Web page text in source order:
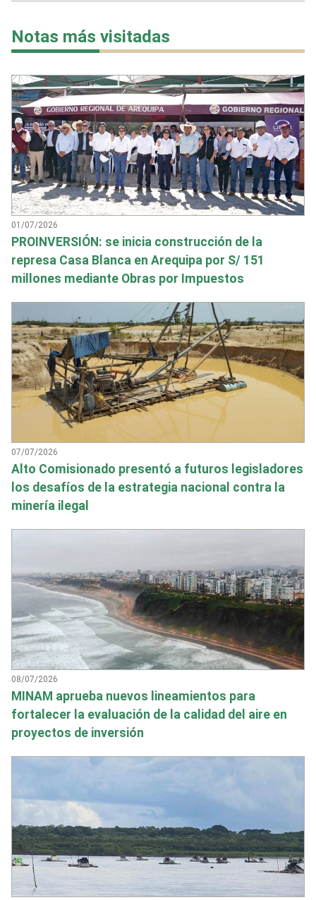
Notas más visitadas
01/07/2026
PROINVERSIÓN: se inicia construcción de la
represa Casa Blanca en Arequipa por S/ 151
millones mediante Obras por Impuestos
07/07/2026
Alto Comisionado presentó a futuros legisladores
los desafíos de la estrategia nacional contra la
minería ilegal
08/07/2026
MINAM aprueba nuevos lineamientos para
fortalecer la evaluación de la calidad del aire en
proyectos de inversión